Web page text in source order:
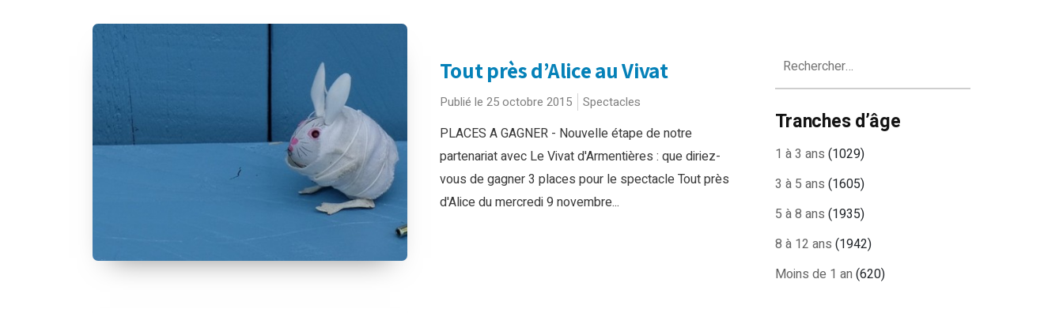
Tout près d’Alice au Vivat
Publié le 25 octobre 2015 Spectacles
PLACES A GAGNER - Nouvelle étape de notre
partenariat avec Le Vivat d'Armentières : que diriez-
vous de gagner 3 places pour le spectacle Tout près
d'Alice du mercredi 9 novembre...
Tranches d’âge
1 à 3 ans (1029)
3 à 5 ans (1605)
5 à 8 ans (1935)
8 à 12 ans (1942)
Moins de 1 an (620)